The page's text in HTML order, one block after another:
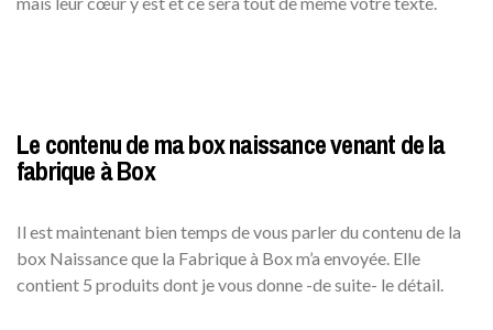
Le contenu de ma box naissance venant de la
fabrique à Box
Il est maintenant bien temps de vous parler du contenu de la
box Naissance que la Fabrique à Box m’a envoyée. Elle
contient 5 produits dont je vous donne -de suite- le détail.